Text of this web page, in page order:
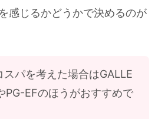
感じるかどうかで決めるのが
スパを考えた場合はGALLE
PG-EFのほうがおすすめで